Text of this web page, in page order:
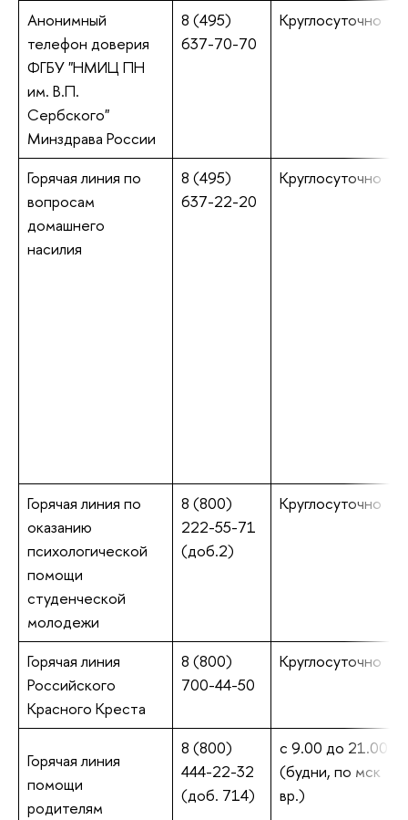
Анонимный
телефон доверия
ФГБУ "НМИЦ ПН
им. В.П.
Сербского"
Минздрава России
8 (495)
637-70-70
Круглосуточно
Горячая линия по
вопросам
домашнего
насилия
8 (495)
637-22-20
Круглосуточно
Горячая линия по
оказанию
психологической
помощи
студенческой
молодежи
8 (800)
222-55-71
(доб.2)
Круглосуточно
Горячая линия
Российского
Красного Креста
8 (800)
700-44-50
Круглосуточно
Горячая линия
помощи
родителям
8 (800)
444-22-32
(доб. 714)
с 9.00 до 21.00
(будни, по мск
вр.)